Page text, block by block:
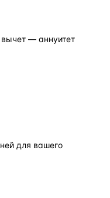
— аннуитет
для вашего